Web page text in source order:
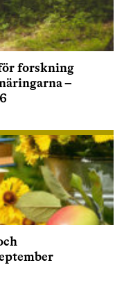
forskning
–